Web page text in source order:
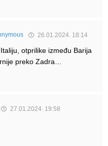
26.01.2024. 18:14
otprilike između Barija
preko Zadra…
27.01.2024. 19:58